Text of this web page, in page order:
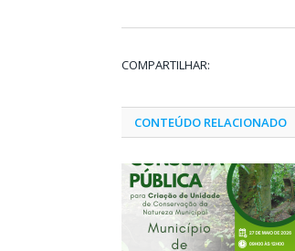
COMPARTILHAR:
CONTEÚDO RELACIONADO